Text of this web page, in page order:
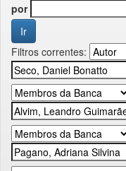
por
Filtros correntes: